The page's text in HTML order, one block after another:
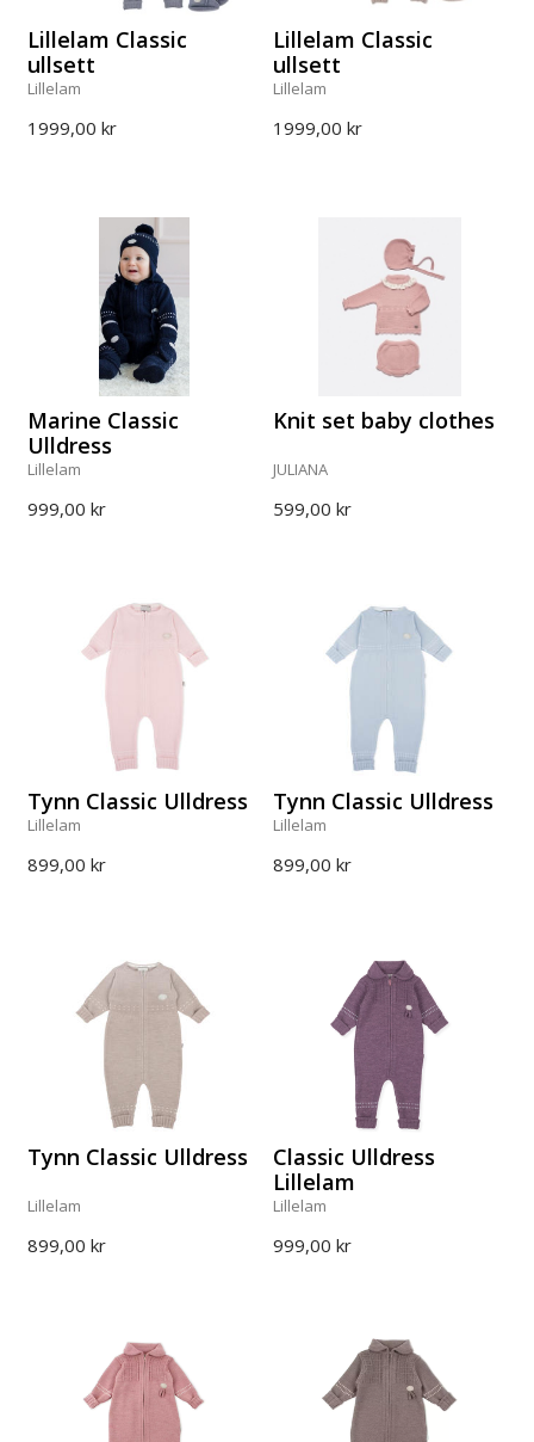
Lillelam Classic
ullsett
Lillelam
1999,00 kr
Lillelam Classic
ullsett
Lillelam
1999,00 kr
Marine Classic
Ulldress
Lillelam
999,00 kr
Knit set baby clothes
JULIANA
599,00 kr
Tynn Classic Ulldress
Lillelam
899,00 kr
Tynn Classic Ulldress
Lillelam
899,00 kr
Tynn Classic Ulldress
Lillelam
899,00 kr
Classic Ulldress
Lillelam
Lillelam
999,00 kr